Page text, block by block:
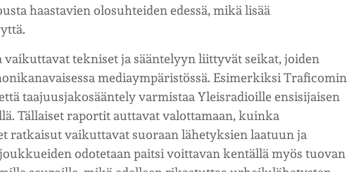
haastavien olosuhteiden edessä, mikä lisää
tekniset ja sääntelyyn liittyvät seikat, joiden
mediaympäristössä. Esimerkiksi Traficomin
taajuusjakosääntely varmistaa Yleisradioille ensisijaisen
Tällaiset raportit auttavat valottamaan, kuinka
ratkaisut vaikuttavat suoraan lähetyksien laatuun ja
odotetaan paitsi voittavan kentällä myös tuovan